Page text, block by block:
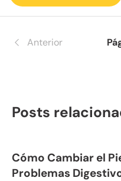
Anterior
Posts
Cómo Cambiar el
Problemas